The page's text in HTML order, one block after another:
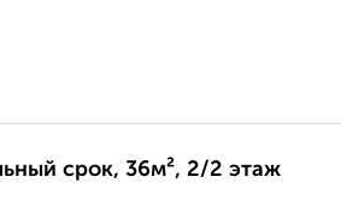
срок, 36м², 2/2 этаж